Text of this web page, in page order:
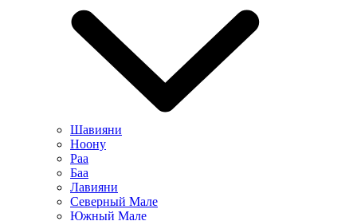
Шавияни
Ноону
Раа
Баа
Лавияни
Северный Мале
Южный Мале